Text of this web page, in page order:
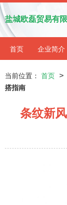
盐城欧磊贸易有
首页 企业简介
当前位置： 首页 >
搭指南
条纹新